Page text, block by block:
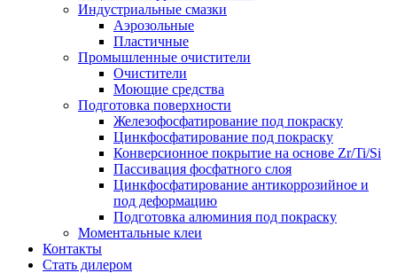
Индустриальные смазки
Аэрозольные
Пластичные
Промышленные очистители
Очистители
Моющие средства
Подготовка поверхности
Железофосфатирование под покраску
Цинкфосфатирование под покраску
Конверсионное покрытие на основе Zr/Ti/Si
Пассивация фосфатного слоя
Цинкфосфатирование антикоррозийное и
под деформацию
Подготовка алюминия под покраску
Моментальные клеи
Контакты
Стать дилером